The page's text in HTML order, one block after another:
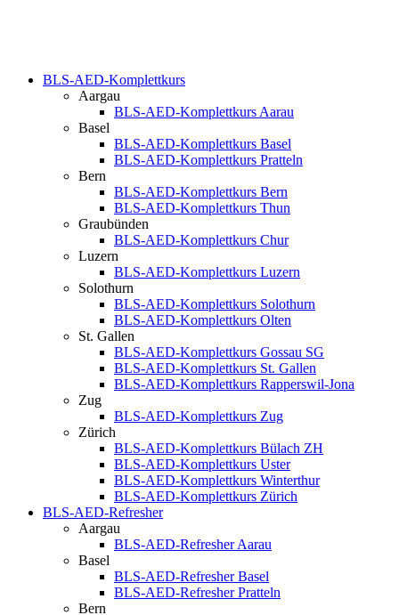
BLS-AED-Komplettkurs
Aargau
BLS-AED-Komplettkurs Aarau
Basel
BLS-AED-Komplettkurs Basel
BLS-AED-Komplettkurs Pratteln
Bern
BLS-AED-Komplettkurs Bern
BLS-AED-Komplettkurs Thun
Graubünden
BLS-AED-Komplettkurs Chur
Luzern
BLS-AED-Komplettkurs Luzern
Solothurn
BLS-AED-Komplettkurs Solothurn
BLS-AED-Komplettkurs Olten
St. Gallen
BLS-AED-Komplettkurs Gossau SG
BLS-AED-Komplettkurs St. Gallen
BLS-AED-Komplettkurs Rapperswil-Jona
Zug
BLS-AED-Komplettkurs Zug
Zürich
BLS-AED-Komplettkurs Bülach ZH
BLS-AED-Komplettkurs Uster
BLS-AED-Komplettkurs Winterthur
BLS-AED-Komplettkurs Zürich
BLS-AED-Refresher
Aargau
BLS-AED-Refresher Aarau
Basel
BLS-AED-Refresher Basel
BLS-AED-Refresher Pratteln
Bern